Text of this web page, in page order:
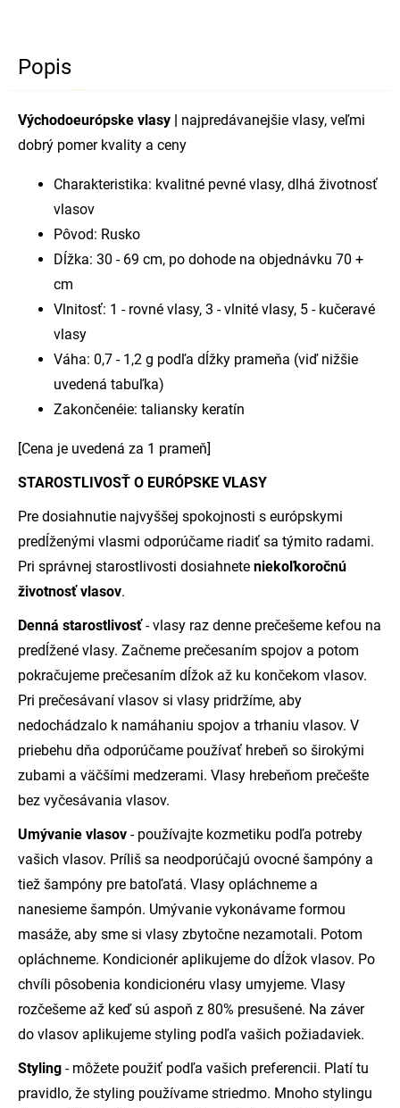
Popis
Východoeurópske vlasy | najpredávanejšie vlasy, veľmi
dobrý pomer kvality a ceny
Charakteristika: kvalitné pevné vlasy, dlhá životnosť
vlasov
Pôvod: Rusko
Dĺžka: 30 - 69 cm, po dohode na objednávku 70 +
cm
Vlnitosť: 1 - rovné vlasy, 3 - vlnité vlasy, 5 - kučeravé
vlasy
Váha: 0,7 - 1,2 g podľa dĺžky prameňa (viď nižšie
uvedená tabuľka)
Zakončenéie: taliansky keratín
[Cena je uvedená za 1 prameň]
STAROSTLIVOSŤ O EURÓPSKE VLASY
Pre dosiahnutie najvyššej spokojnosti s európskymi
predĺženými vlasmi odporúčame riadiť sa týmito radami.
Pri správnej starostlivosti dosiahnete niekoľkoročnú
životnosť vlasov.
Denná starostlivosť- vlasy raz denne prečešeme kefou na
predĺžené vlasy. Začneme prečesaním spojov a potom
pokračujeme prečesaním dĺžok až ku končekom vlasov.
Pri prečesávaní vlasov si vlasy pridržíme, aby
nedochádzalo k namáhaniu spojov a trhaniu vlasov. V
priebehu dňa odporúčame používať hrebeň so širokými
zubami a väčšími medzerami. Vlasy hrebeňom prečešte
bez vyčesávania vlasov.
Umývanie vlasov - používajte kozmetiku podľa potreby
vašich vlasov. Príliš sa neodporúčajú ovocné šampóny a
tiež šampóny pre batoľatá. Vlasy opláchneme a
nanesieme šampón. Umývanie vykonávame formou
masáže, aby sme si vlasy zbytočne nezamotali. Potom
opláchneme. Kondicionér aplikujeme do dĺžok vlasov. Po
chvíli pôsobenia kondicionéru vlasy umyjeme. Vlasy
rozčešeme až keď sú aspoň z 80% presušené. Na záver
do vlasov aplikujeme styling podľa vašich požiadaviek.
Styling - môžete použiť podľa vašich preferencii. Platí tu
pravidlo, že styling používame striedmo. Mnoho stylingu